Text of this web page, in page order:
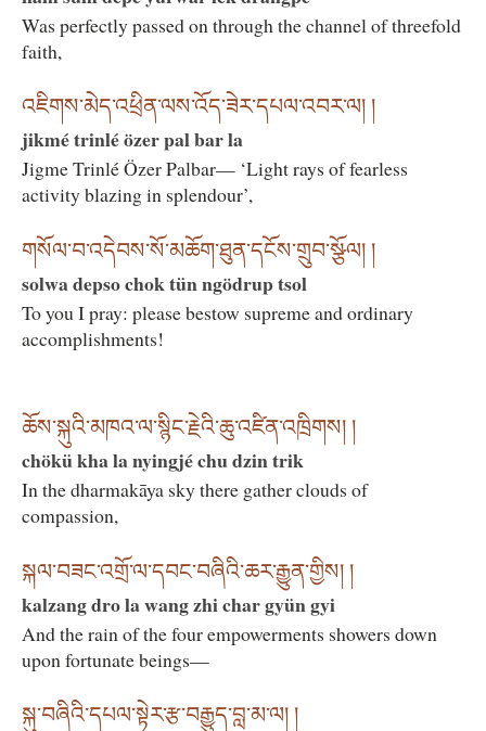
Was perfectly passed on through the channel of threefold
faith,
འཇིགས་མེད་འཕྲིན་ལས་འོད་ཟེར་དཔལ་འབར་ལ། །
jikmé trinlé özer pal bar la
Jigme Trinlé Özer Palbar— ‘Light rays of fearless
activity blazing in splendour’,
གསོལ་བ་འདེབས་སོ་མཆོག་ཐུན་དངོས་གྲུབ་སྩོལ། །
solwa depso chok tün ngödrup tsol
To you I pray: please bestow supreme and ordinary
accomplishments!
ཆོས་སྐུའི་མཁའ་ལ་སྙིང་རྗེའི་ཆུ་འཛིན་འཁྲིགས། །
chökü kha la nyingjé chu dzin trik
In the dharmakāya sky there gather clouds of
compassion,
སྐལ་བཟང་འགྲོ་ལ་དབང་བཞིའི་ཆར་རྒྱུན་གྱིས། །
kalzang dro la wang zhi char gyün gyi
And the rain of the four empowerments showers down
upon fortunate beings—
སྐུ་བཞིའི་དཔལ་སྟེར་རྩ་བརྒྱུད་བླ་མ་ལ། །